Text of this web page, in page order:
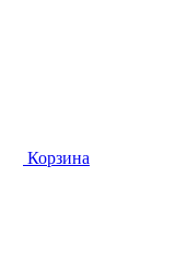
Корзина